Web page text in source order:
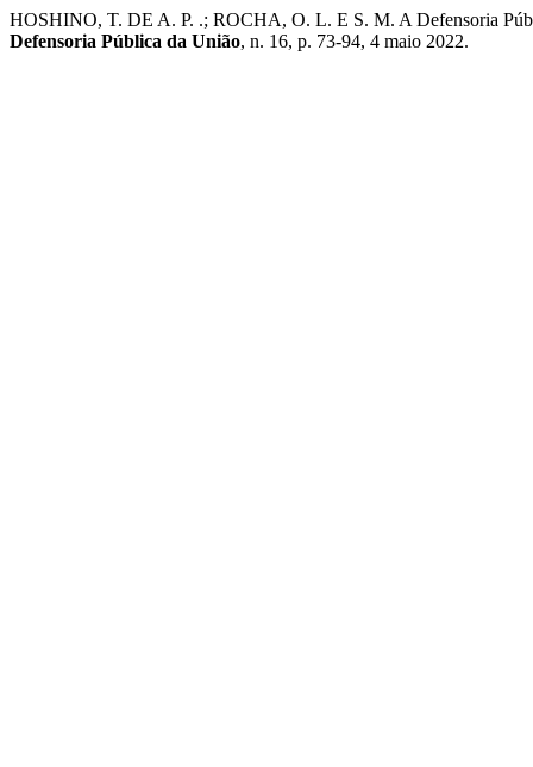
HOSHINO, T. DE A. P. .; ROCHA, O. L. E S. M. A Defensoria
Defensoria Pública da União, n. 16, p. 73-94, 4 maio 2022.